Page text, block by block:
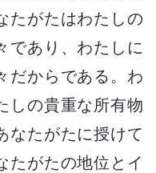
たがたはわたしの
であり、わたしに
だからである。わ
しの貴重な所有物
なたがたに授けて
たがたの地位とイ